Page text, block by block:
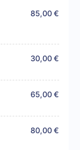
85,00 €
30,00 €
65,00 €
80,00 €